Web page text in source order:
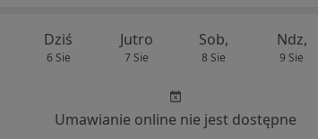
Dziś
6 Sie
Jutro
7 Sie
Sob,
8 Sie
Ndz,
9 Sie
Umawianie online nie jest dostępne